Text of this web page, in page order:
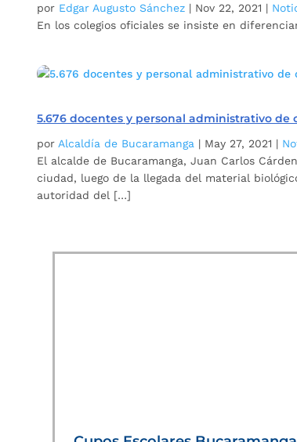
por Edgar Augusto Sánchez | Nov 22, 2021 |
En los colegios oficiales se insiste en
5.676 docentes y personal administrativo de
porAlcaldía de Bucaramanga | May 27, 2021 |
El alcalde de Bucaramanga, Juan Carlos
ciudad, luego de la llegada del material
autoridad del […]